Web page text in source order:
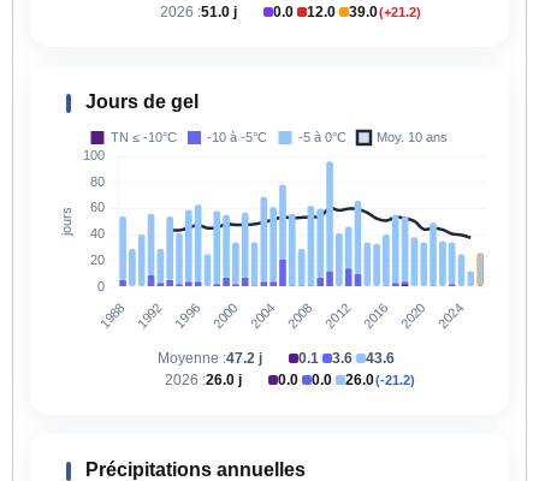
2026 :51.0 j 0.0| 12.0| 39.0(+21.2)
Jours de gel
Moyenne :47.2 j 0.1 3.6
43.6
2026 :26.0 j 0.0 0.0 26.0(-21.2)
Précipitations annuelles